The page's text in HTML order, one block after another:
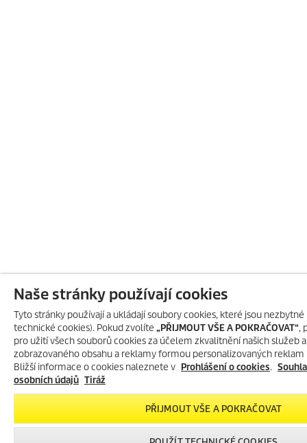
Naše stránky používají cookies
Tyto stránky používají a ukládají soubory cookies, které jsou
technické cookies). Pokud zvolíte „PŘIJMOUT VŠE A POKRAČOVAT“,
pro užití všech souborů cookies za účelem zkvalitnění našich služeb
zobrazovaného obsahu a reklamy formou personalizovaných
Bližší informace o cookies naleznete v Prohlášení o cookies.
osobních údajů Tiráž
PŘIJMOUT VŠE A POKRAČOVAT